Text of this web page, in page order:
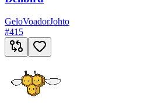
GeloVoadorJohto
#415